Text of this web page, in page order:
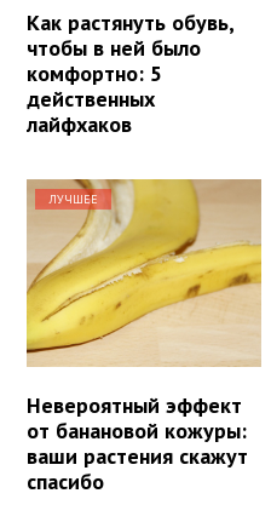
Как растянуть обувь,
чтобы в ней было
комфортно: 5
действенных
лайфхаков
ЛУЧШЕЕ
Невероятный эффект
от банановой кожуры:
ваши растения скажут
спасибо